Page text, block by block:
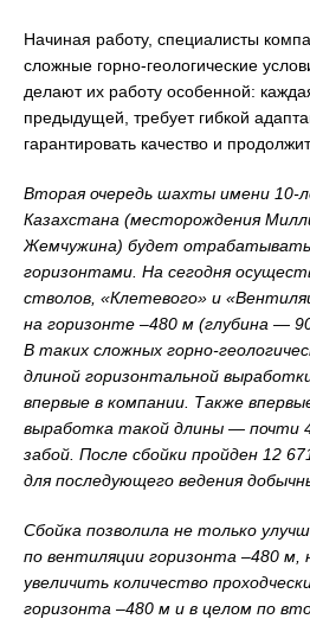
Начиная работу, специалисты
сложные горно-геологические
делают их работу особенной:
предыдущей, требует гибкой
гарантировать качество и
Вторая очередь шахты имени 10-
Казахстана (месторождения
Жемчужина) будет
горизонтами. На сегодня
стволов, «Клетевого» и
на горизонте –480 м (глубина —
В таких сложных горно-
длиной горизонтальной
впервые в компании. Также
выработка такой длины — почти
забой. После сбойки пройден 12
для последующего ведения
Сбойка позволила не только
по вентиляции горизонта –480 м,
увеличить количество
горизонта –480 м и в целом по